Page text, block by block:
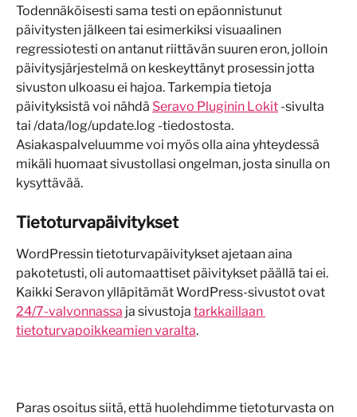
Todennäköisesti sama testi on epäonnistunut
päivitysten jälkeen tai esimerkiksi visuaalinen
regressiotesti on antanut riittävän suuren eron, jolloin
päivitysjärjestelmä on keskeyttänyt prosessin jotta
sivuston ulkoasu ei hajoa. Tarkempia tietoja
päivityksistä voi nähdä Seravo Pluginin Lokit -sivulta
tai /data/log/update.log -tiedostosta.
Asiakaspalveluumme voi myös olla aina yhteydessä
mikäli huomaat sivustollasi ongelman, josta sinulla on
kysyttävää.
Tietoturvapäivitykset
WordPressin tietoturvapäivitykset ajetaan aina
pakotetusti, oli automaattiset päivitykset päällä tai ei.
Kaikki Seravon ylläpitämät WordPress-sivustot ovat
24/7-valvonnassa ja sivustoja tarkkaillaan
tietoturvapoikkeamien varalta.
Paras osoitus siitä, että huolehdimme tietoturvasta on